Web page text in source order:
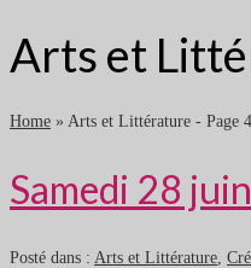
Arts et
Home » Arts et Littérature - Page
Samedi 28
Posté dans : Arts et Littérature,